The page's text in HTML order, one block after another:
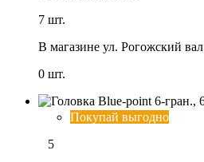
7 шт.
В магазине ул. Рогожский вал
0 шт.
Покупай выгодно
5